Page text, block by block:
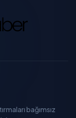
bağımsız